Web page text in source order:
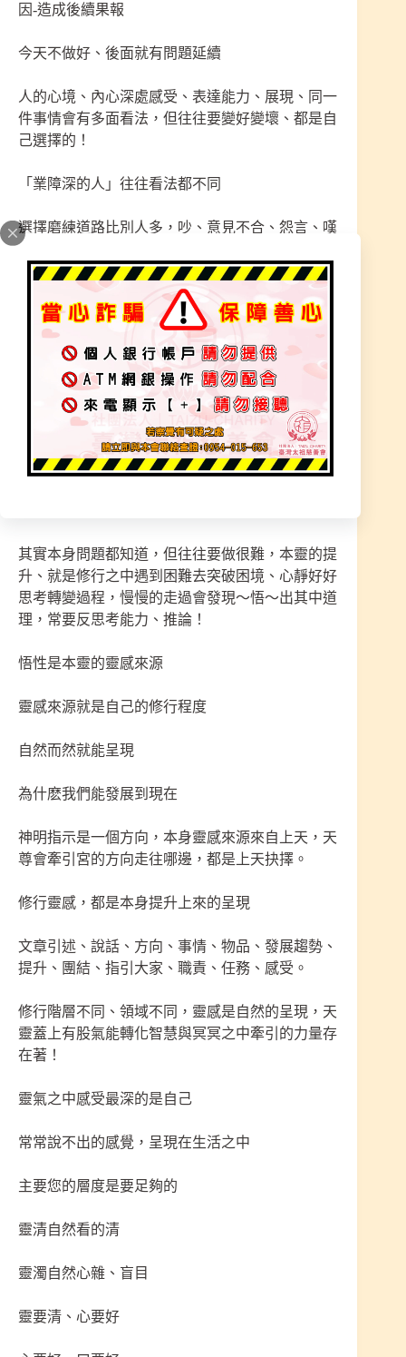
因-造成後續果報
今天不做好、後面就有問題延續
人的心境、內心深處感受、表達能力、展現、同一
件事情會有多面看法，但往往要變好變壞、都是自
己選擇的！
「業障深的人」往往看法都不同
選擇磨練道路比別人多，吵、意見不合、怨言、嘆
氣、苦、煩惱、不合邏輯、思維能力不足、貪性、
錢來錢去、感情不順遂、貪求、習性不佳、運勢提
升不了、折磨、無法面對一切、事事困難、都是別
人錯、不和諧！
「有福報的人」往往簡單明瞭
選擇的道路快速又順遂，舉一反三、智慧、分析判
斷、細膩思考、未來、態度、感受、磁場能量、遇
事轉化、遇難化解、錢財不是很看重、平順、知
足、感恩、行善、善念、邏輯思維、合群、團結、
其實本身問題都知道，但往往要做很難，本靈的提
升、就是修行之中遇到困難去突破困境、心靜好好
思考轉變過程，慢慢的走過會發現～悟～出其中道
理，常要反思考能力、推論！
悟性是本靈的靈感來源
靈感來源就是自己的修行程度
自然而然就能呈現
為什麽我們能發展到現在
神明指示是一個方向，本身靈感來源來自上天，天
尊會牽引宮的方向走往哪邊，都是上天抉擇。
修行靈感，都是本身提升上來的呈現
文章引述、說話、方向、事情、物品、發展趨勢、
提升、團結、指引大家、職責、任務、感受。
修行階層不同、領域不同，靈感是自然的呈現，天
靈蓋上有股氣能轉化智慧與冥冥之中牽引的力量存
在著！
靈氣之中感受最深的是自己
常常說不出的感覺，呈現在生活之中
主要您的層度是要足夠的
靈清自然看的清
靈濁自然心雜、盲目
靈要清、心要好